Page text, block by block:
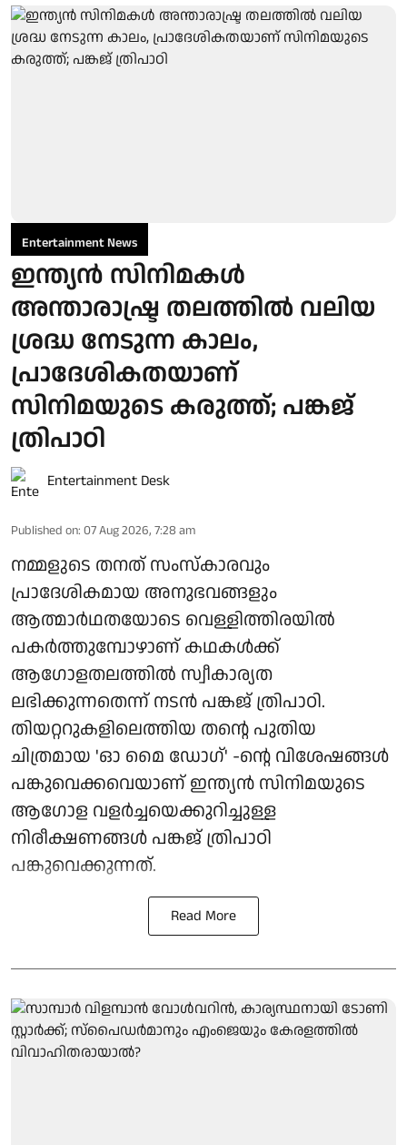
Entertainment News
ഇന്ത്യൻ സിനിമകൾ
അന്താരാഷ്ട്ര തലത്തിൽ വലിയ
ശ്രദ്ധ നേടുന്ന കാലം,
പ്രാദേശികതയാണ്
സിനിമയുടെ കരുത്ത്; പങ്കജ്
ത്രിപാഠി
Entertainment Desk
Published on: 07 Aug 2026, 7:28 am
നമ്മളുടെ തനത് സംസ്കാരവും
പ്രാദേശികമായ അനുഭവങ്ങളും
ആത്മാർഥതയോടെ വെള്ളിത്തിരയിൽ
പകർത്തുമ്പോഴാണ് കഥകൾക്ക്
ആഗോളതലത്തിൽ സ്വീകാര്യത
ലഭിക്കുന്നതെന്ന് നടൻ പങ്കജ് ത്രിപാഠി.
തിയറ്ററുകളിലെത്തിയ തന്റെ പുതിയ
ചിത്രമായ 'ഓ മൈ ഡോഗ്' -ന്റെ വിശേഷങ്ങൾ
പങ്കുവെക്കവെയാണ് ഇന്ത്യൻ സിനിമയുടെ
ആഗോള വളർച്ചയെക്കുറിച്ചുള്ള
നിരീക്ഷണങ്ങൾ പങ്കജ് ത്രിപാഠി
പങ്കുവെക്കുന്നത്.
Read More